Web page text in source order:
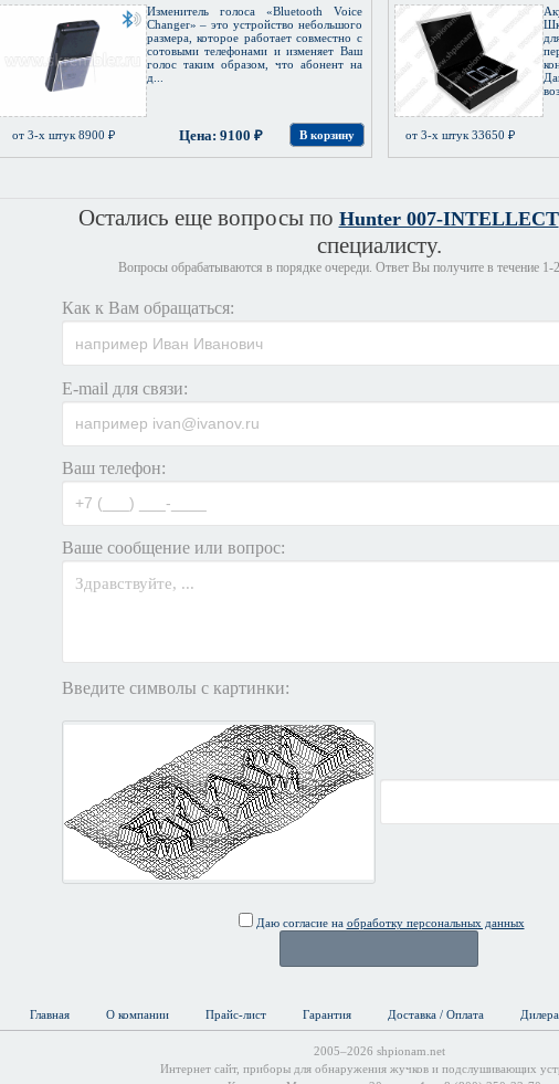
Изменитель голоса «Bluetooth Voice
Changer» – это устройство небольшого
размера, которое работает совместно с
сотовыми телефонами и изменяет Ваш
голос таким образом, что абонент на
д...
от 3-х штук 8900 ₽ Цена: 9100 ₽ В корзину от 3-х штук 33650 ₽
Остались еще вопросы по Hunter 007-INTELLECT
специалисту.
Вопросы обрабатываются в порядке очереди. Ответ Вы получите в течение 1-
Как к Вам обращаться:
E-mail для связи:
Ваш телефон:
Ваше сообщение или вопрос:
Введите символы с картинки:
Даю согласие на обработку персональных данных
Главная О компании Прайс-лист Гарантия Доставка / Оплата
2005–2026 shpionam.net
Интернет сайт, приборы для обнаружения жучков и подслушивающих